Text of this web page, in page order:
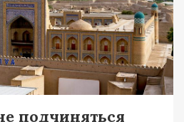
подчиняться